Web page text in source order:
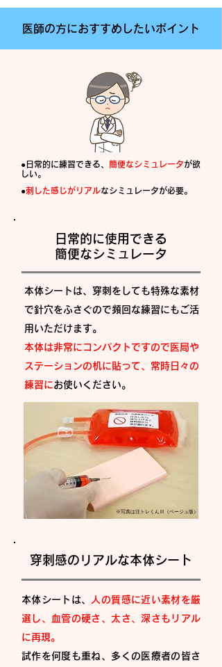
医師の方におすすめしたいポイント
●日常的に練習できる、 簡便なシミュレータが欲
しい。
●刺した感じがリアルなシミュレータが必要。
日常的に使用できる
簡便なシミュレータ
本体シートは、穿刺をしても特殊な素材
で針穴をふさぐので頻回な練習にもご活
用いただけます。
本体は非常にコンパクトですので医局や
ステーションの机に貼って、常時日々の
練習にお使いください。
※写真は注トレくんⅢ（ベージュ版）
穿刺感のリアルな本体シート
本体シートは、
人の質感に近い素材を厳
選し、血管の硬さ、太さ、深さもリアル
に再現。
試作を何度も重ね、多くの医療者の皆さ